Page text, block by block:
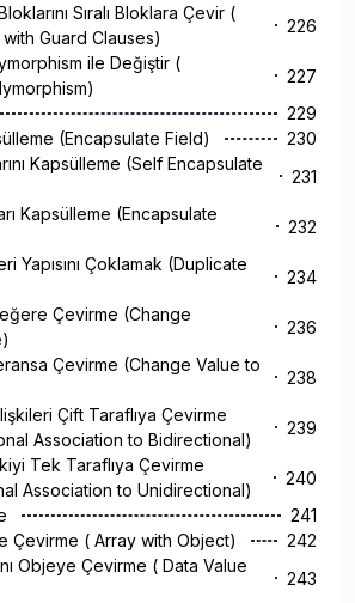
Sıralı Bloklara Çevir (
Guard Clauses)
226
ile Değiştir (
227
229
(Encapsulate Field)
230
Kapsülleme (Self Encapsulate
231
Kapsülleme (Encapsulate
232
Yapısını Çoklamak (Duplicate
234
Çevirme (Change
236
Çevirme (Change Value to
238
Çift Taraflıya Çevirme
Association to Bidirectional)
239
Tek Taraflıya Çevirme
Association to Unidirectional)
240
241
Çevirme ( Array with Object)
242
Objeye Çevirme ( Data Value
243